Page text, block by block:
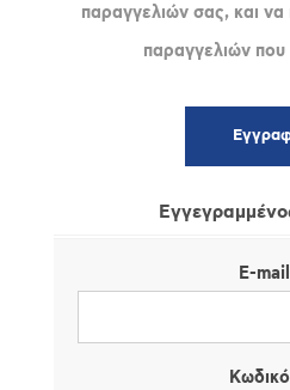
παραγγελιών σας, και
παραγγελιών που
E-